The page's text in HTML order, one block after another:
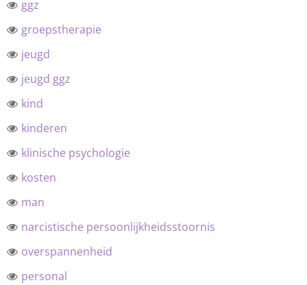
ggz
groepstherapie
jeugd
jeugd ggz
kind
kinderen
klinische psychologie
kosten
man
narcistische persoonlijkheidsstoornis
overspannenheid
personal